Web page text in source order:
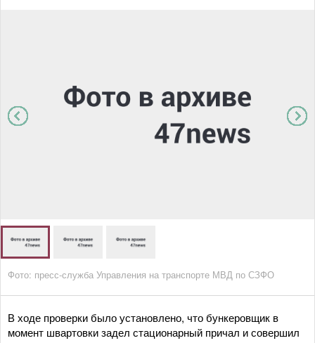
Фото: пресс-служба Управления на транспорте МВД по СЗФО
В ходе проверки было установлено, что бункеровщик в
момент швартовки задел стационарный причал и совершил